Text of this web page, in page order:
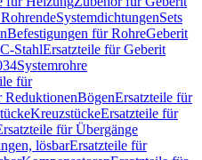
SystemdichtungenSets
Befestigungen für RohreGeberit
StahlErsatzteile für Geberit
Systemrohre
für
ReduktionenBögenErsatzteile für
KreuzstückeErsatzteile für
für Übergänge
lösbarErsatzteile für